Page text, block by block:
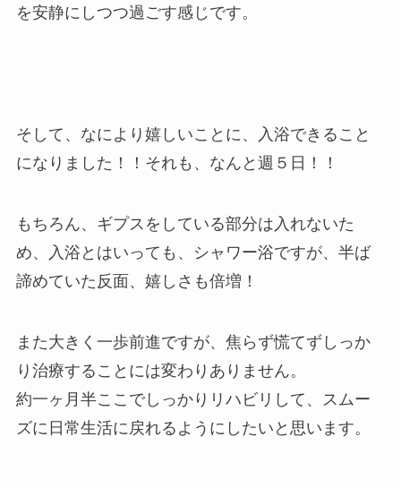
を安静にしつつ過ごす感じです。
そして、なにより嬉しいことに、入浴できること
になりました！！それも、なんと週５日！！
もちろん、ギプスをしている部分は入れないた
め、入浴とはいっても、シャワー浴ですが、半ば
諦めていた反面、嬉しさも倍増！
また大きく一歩前進ですが、焦らず慌てずしっか
り治療することには変わりありません。
約一ヶ月半ここでしっかりリハビリして、スムー
ズに日常生活に戻れるようにしたいと思います。